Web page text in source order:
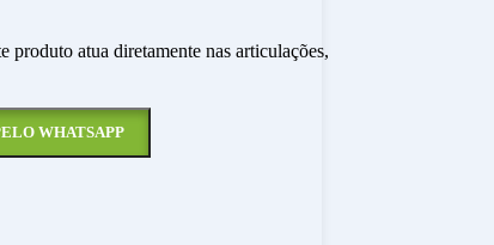
produto atua diretamente nas articulações,
WHATSAPP